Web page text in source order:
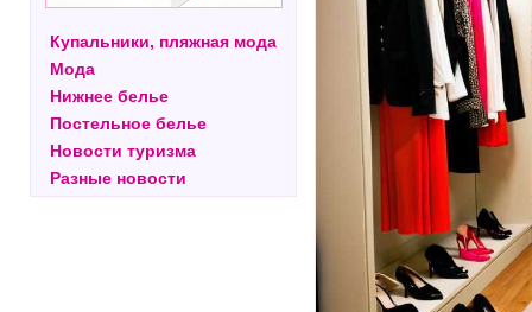
Купальники, пляжная мода
Мода
Нижнее белье
Постельное белье
Новости туризма
Разные новости